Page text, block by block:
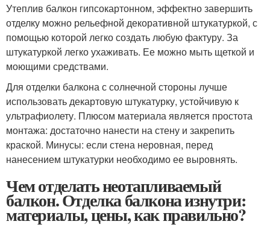
Утеплив балкон гипсокартонном, эффектно завершить
отделку можно рельефной декоративной штукатуркой, с
помощью которой легко создать любую фактуру. За
штукатуркой легко ухаживать. Ее можно мыть щеткой и
моющими средствами.
Для отделки балкона с солнечной стороны лучше
использовать декартовую штукатурку, устойчивую к
ультрафиолету. Плюсом материала является простота
монтажа: достаточно нанести на стену и закрепить
краской. Минусы: если стена неровная, перед
нанесением штукатурки необходимо ее выровнять.
Чем отделать неотапливаемый
балкон. Отделка балкона изнутри:
материалы, цены, как правильно?